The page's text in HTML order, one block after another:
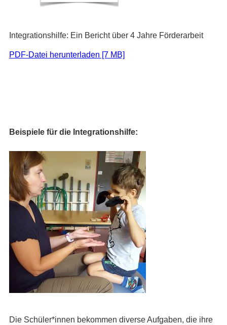
Integrationshilfe: Ein Bericht über 4 Jahre Förderarbeit
PDF-Datei herunterladen [7 MB]
Beispiele für die Integrationshilfe:
Die Schüler*innen bekommen diverse Aufgaben, die ihre